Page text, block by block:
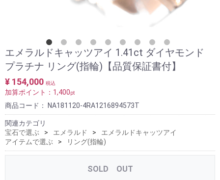
エメラルドキャッツアイ 1.41ct ダイヤモンド
プラチナ リング(指輪)【品質保証書付】
¥ 154,000 税込
加算ポイント： 1,400pt
商品コード： NA181120-4RA1216894573T
関連カテゴリ
宝石で選ぶ
エメラルド
エメラルドキャッツアイ
アイテムで選ぶ
リング(指輪)
SOLD OUT